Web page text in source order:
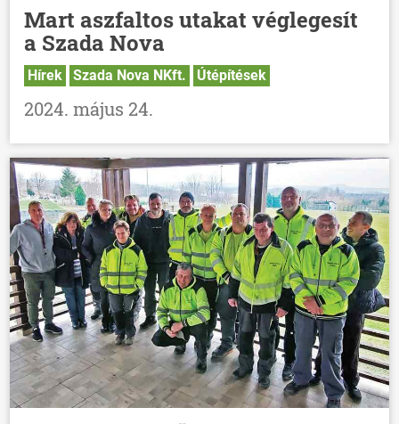
ÖNKORMÁNYZAT
ÜGYINTÉZÉS
KÖZÖSSÉG
Mart aszfaltos utakat véglegesít
a Szada Nova
Hírek Szada Nova NKft. Útépítések
2024. május 24.